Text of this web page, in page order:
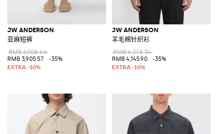
JW ANDERSON
亚麻短裤
RMB 6,008.66
RMB 3,905.57
-35%
JW ANDERSON
羊毛棉针织衫
RMB 6,378.34
RMB 4,145.90
-35%